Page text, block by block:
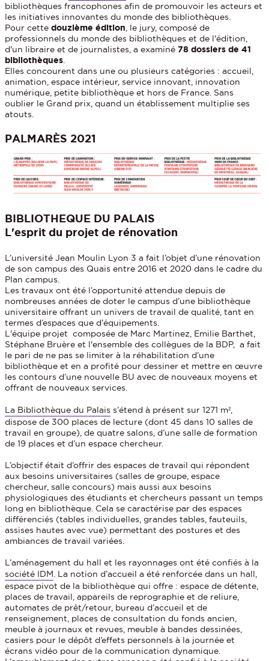
bibliothèques francophones afin de promouvoir les acteurs et
les initiatives innovantes du monde des bibliothèques.
Pour cettedouzième édition , le jury, composé de
professionnels du monde des bibliothèques et de l'édition,
d'un libraire et de journalistes, a examiné 78 dossiers de 41
bibliothèques
Elles concourent dans une ou plusieurs catégories : accueil,
animation, espace intérieur, service innovant, innovation
numérique, petite bibliothèque et hors de France. Sans
oublier le Grand prix, quand un établissement multiplie ses
atouts.
PALMARÈS 2021
BIBLIOTHEQUE DU PALAIS
L'esprit du projet de rénovation
L’université Jean Moulin Lyon 3 a fait l’objet d’une rénovation
de son campus des Quais entre 2016 et 2020 dans le cadre du
Plan campus.
Les travaux ont été l’opportunité attendue depuis de
nombreuses années de doter le campus d’une bibliothèque
universitaire offrant un univers de travail de qualité, tant en
termes d’espaces que d’équipements.
L'équipe projet composée de Marc Martinez, Emilie Barthet,
Stéphane Bruère et l'ensemble des collègues de la BDP, a fait
le pari de ne pas se limiter à la réhabilitation d’une
bibliothèque et en a profité pour dessiner et mettre en œuvre
les contours d’une nouvelle BU avec de nouveaux moyens et
offrant de nouveaux services.
La Bibliothèque du Palais s’étend à présent sur 1271 m²,
dispose de 300 places de lecture (dont 45 dans 10 salles de
travail en groupe), de quatre salons, d’une salle de formation
de 19 places et d’un espace chercheur.
L’objectif était d’offrir des espaces de travail qui répondent
aux besoins universitaires (salles de groupe, espace
chercheur, salle concours) mais aussi aux besoins
physiologiques des étudiants et chercheurs passant un temps
long en bibliothèque. Cela se caractérise par des espaces
différenciés (tables individuelles, grandes tables, fauteuils,
assises hautes avec vue) permettant des postures et des
ambiances de travail variées.
L’aménagement du hall et les rayonnages ont été confiés à la
société IDM . La notion d’accueil a été renforcée dans un hall,
espace pivot de la bibliothèque qui offre : espace de détente,
places de travail, appareils de reprographie et de reliure,
automates de prêt/retour, bureau d’accueil et de
renseignement, places de consultation du fonds ancien,
meuble à journaux et revues, meuble à bandes dessinées,
casiers pour le dépôt d’effets personnels à la journée et
écrans vidéo pour de la communication dynamique.